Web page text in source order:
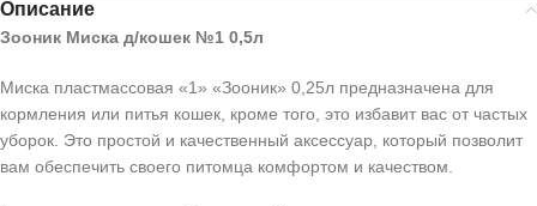
Описание
Зооник Миска д/кошек №1 0,5л
Миска пластмассовая «1» «Зооник» 0,25л предназначена для
кормления или питья кошек, кроме того, это избавит вас от частых
уборок. Это простой и качественный аксессуар, который позволит
вам обеспечить своего питомца комфортом и качеством.